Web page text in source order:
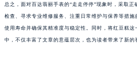
总之，面对百达翡丽手表的“走走停停”现象时，采取
检查、寻求专业维修服务、注重日常维护与保养等措
使用寿命并确保其精准度与稳定性。同时，将红豆糕
中，不仅丰富了文章的意蕴层次，也为读者带来了新的